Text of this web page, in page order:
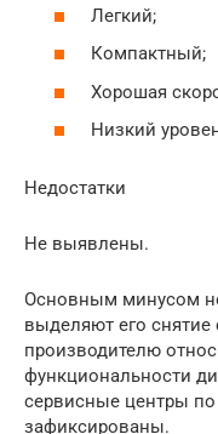
Легкий;
Компактный;
Хорошая
Низкий
Недостатки
Не выявлены.
Основным минусом
выделяют его снятие
производителю
функциональности
сервисные центры
зафиксированы.